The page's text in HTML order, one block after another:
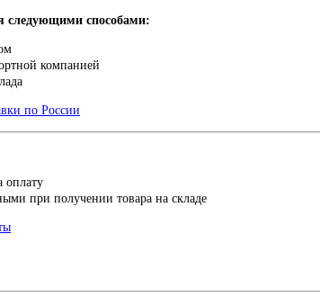
следующими способами:
компанией
по России
оплату
при получении товара на складе